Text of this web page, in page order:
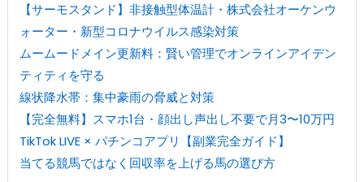
【サーモスタンド】非接触型体温計・株式会社オーケンウ
ォーター・新型コロナウイルス感染対策
ムームードメイン更新料：賢い管理でオンラインアイデン
ティティを守る
線状降水帯：集中豪雨の脅威と対策
【完全無料】スマホ1台・顔出し声出し不要で月3〜10万円
TikTok LIVE × パチンコアプリ【副業完全ガイド】
当てる競馬ではなく回収率を上げる馬の選び方